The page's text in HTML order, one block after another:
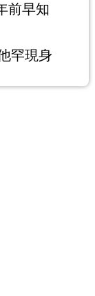
前早知
罕現身